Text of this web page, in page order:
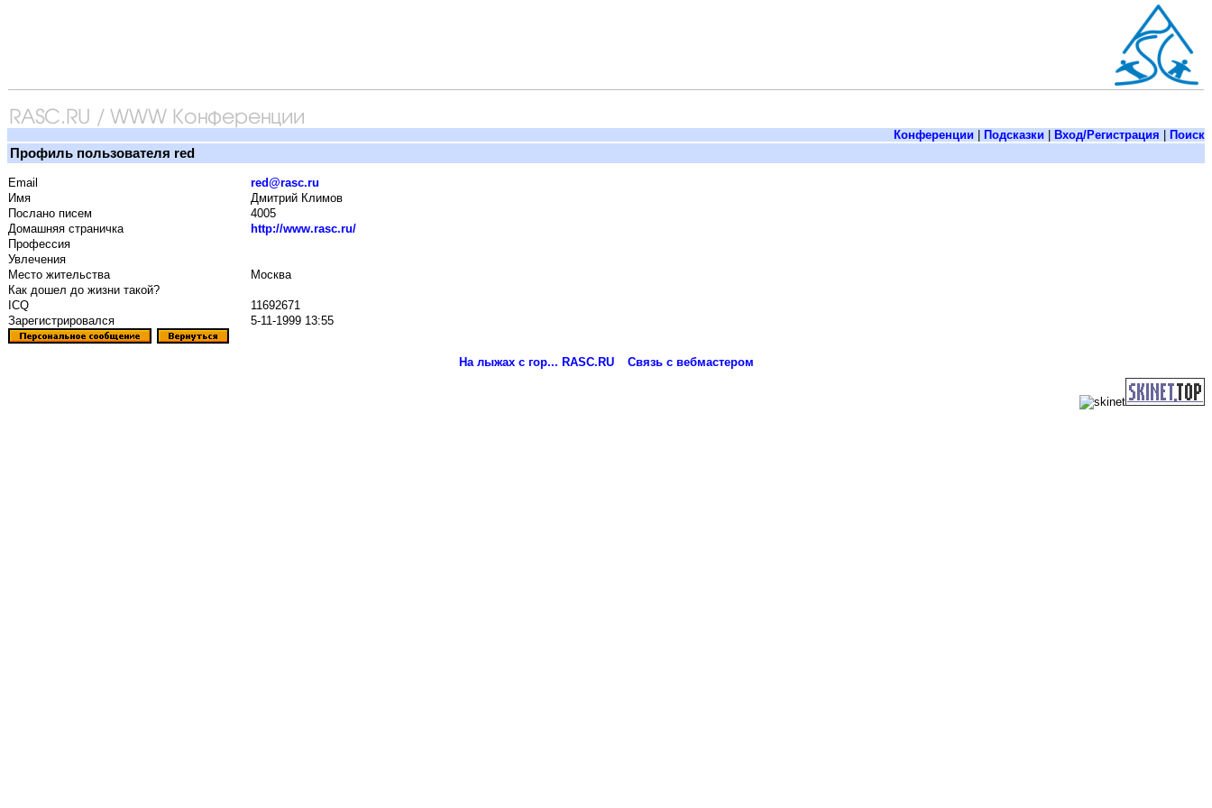
Конференции Подсказки Вход/Регистрация Поиск
Профиль пользователя red
Email
red@rasc.ru
Имя
Дмитрий Климов
Послано писем
4005
Домашняя страничка
http://www.rasc.ru/
Профессия
Увлечения
Место жительства
Москва
Как дошел до жизни такой?
ICQ
11692671
Зарегистрировался
5-11-1999 13:55
На лыжах с гор... RASC.RU Связь с вебмастером